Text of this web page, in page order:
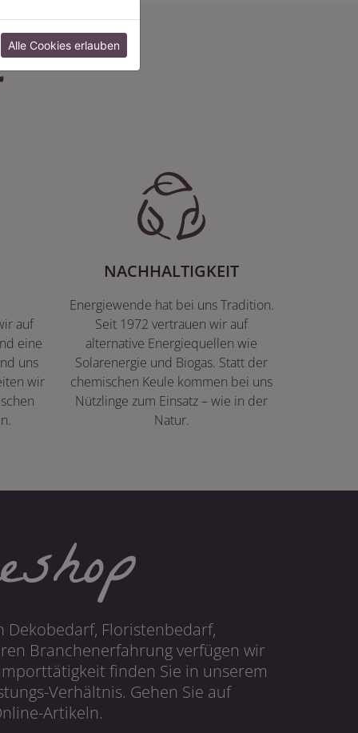
auf
eine
uns
wir
NACHHALTIGKEIT
Energiewende hat bei uns Tradition.
Seit 1972 vertrauen wir auf
alternative Energiequellen wie
Solarenergie und Biogas. Statt der
chemischen Keule kommen bei uns
Nützlinge zum Einsatz – wie in der
Natur.
Floristenbedarf,
Branchenerfahrung verfügen wir
finden Sie in unserem
Verhältnis. Gehen Sie auf
Artikeln.
Alle Cookies erlauben